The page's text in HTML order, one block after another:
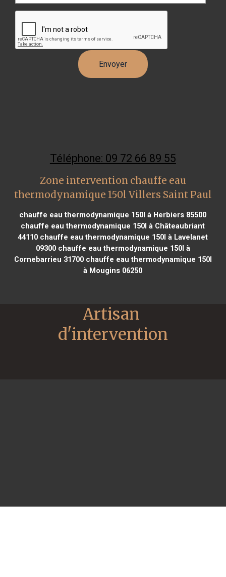
Téléphone: 09 72 66 89 55
Zone intervention chauffe eau
thermodynamique 150l Villers Saint Paul
chauffe eau thermodynamique 150l à Herbiers 85500
chauffe eau thermodynamique 150l à Châteaubriant
44110 chauffe eau thermodynamique 150l à Lavelanet
09300chauffe eau thermodynamique 150l à
Cornebarrieu 31700chauffe eau thermodynamique 150l
à Mougins 06250
Artisan
d'intervention